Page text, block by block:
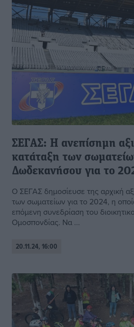
ΣΕΓΑΣ: Η ανεπίσημη
κατάταξη των
Δωδεκανήσου για το
Ο ΣΕΓΑΣ δημοσίευσε της αρχική
των σωματείων για το 2024, η
επόμενη συνεδρίαση του
Ομοσπονδίας. Να ...
20.11.24, 16:00